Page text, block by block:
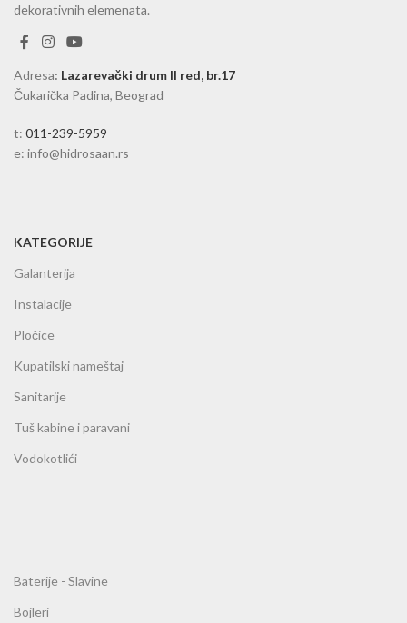
dekorativnih elemenata.
Adresa: Lazarevački drum II red, br.17
Čukarička Padina, Beograd
t: 011-239-5959
e: info@hidrosaan.rs
KATEGORIJE
Galanterija
Instalacije
Pločice
Kupatilski nameštaj
Sanitarije
Tuš kabine i paravani
Vodokotlići
Baterije - Slavine
Bojleri